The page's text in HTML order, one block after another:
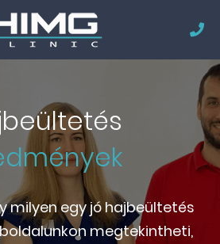
milyen egy jó hajbeültetés
megtekintheti,